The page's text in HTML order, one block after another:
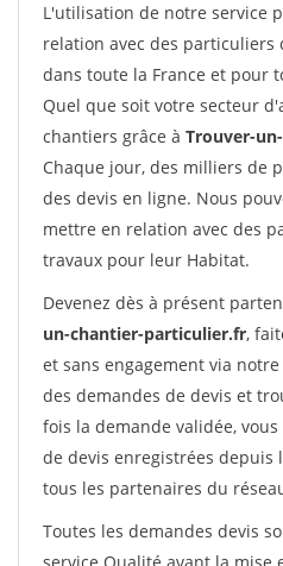
L'utilisation de notre service
relation avec des particuliers
dans toute la France et pour
Quel que soit votre secteur
chantiers grâce à Trouver-
Chaque jour, des milliers de
des devis en ligne. Nous
mettre en relation avec des
travaux pour leur Habitat.
Devenez dès à présent
un-chantier-particulier.fr,
et sans engagement via
des demandes de devis et
fois la demande validée,
de devis enregistrées depuis
tous les partenaires du
Toutes les demandes devis